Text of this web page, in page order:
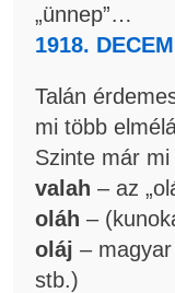
„ünnep”…
1918.
Talán
mi több
Szinte már
valah – az
oláh –
oláj –
stb.)